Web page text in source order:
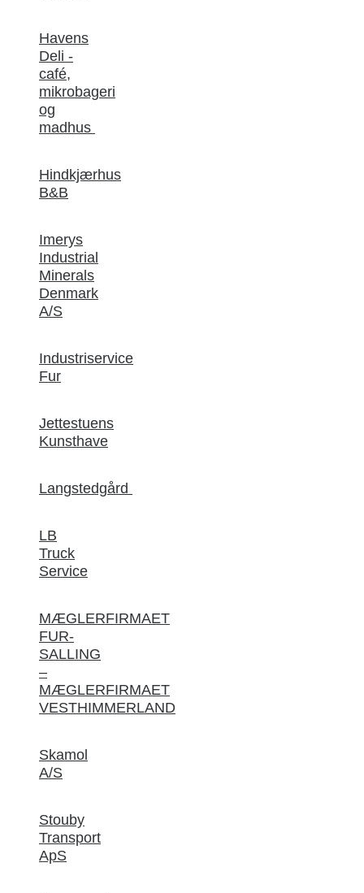
Havens
Deli -
café,
mikrobageri
og
madhus
Hindkjærhus
B&B
Imerys
Industrial
Minerals
Denmark
A/S
Industriservice
Fur
Jettestuens
Kunsthave
Langstedgård
LB
Truck
Service
MÆGLERFIRMAET
FUR-
SALLING
–
MÆGLERFIRMAET
VESTHIMMERLAND
Skamol
A/S
Stouby
Transport
ApS